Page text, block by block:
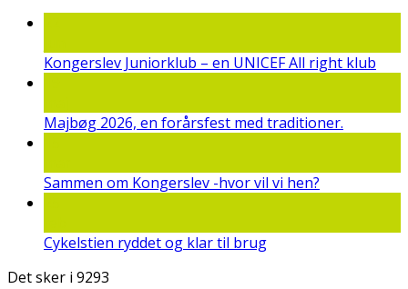
Kongerslev Juniorklub – en UNICEF All right klub
Majbøg 2026, en forårsfest med traditioner.
Sammen om Kongerslev -hvor vil vi hen?
Cykelstien ryddet og klar til brug
Det sker i 9293